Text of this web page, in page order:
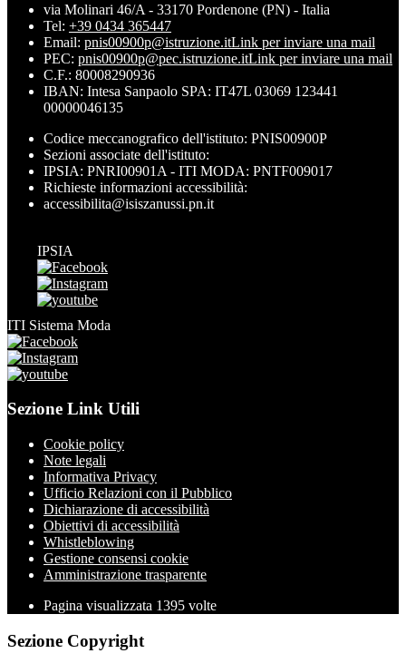
via Molinari 46/A - 33170 Pordenone (PN) - Italia
Tel: +39 0434 365447
Email: pnis00900p@istruzione.itLink per inviare una mail
PEC: pnis00900p@pec.istruzione.itLink per inviare una mail
C.F.: 80008290936
IBAN: Intesa Sanpaolo SPA: IT47L 03069 123441
00000046135
Codice meccanografico dell'istituto: PNIS00900P
Sezioni associate dell'istituto:
IPSIA: PNRI00901A - ITI MODA: PNTF009017
Richieste informazioni accessibilità:
accessibilita@isiszanussi.pn.it
IPSIA
ITI Sistema Moda
Sezione Link Utili
Cookie policy
Note legali
Informativa Privacy
Ufficio Relazioni con il Pubblico
Dichiarazione di accessibilità
Obiettivi di accessibilità
Whistleblowing
Gestione consensi cookie
Amministrazione trasparente
Pagina visualizzata 1395 volte
Sezione Copyright